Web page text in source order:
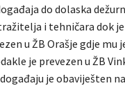
do dolaska
i tehničara dok je
u ŽB Orašje gdje mu
je prevezen u ŽB
je obaviješten